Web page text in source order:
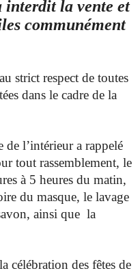
interdit la vente et
communément
strict respect de toutes
dans le cadre de la
de l’intérieur a rappelé
tout rassemblement, le
à 5 heures du matin,
du masque, le lavage
ainsi que la
célébration des fêtes de